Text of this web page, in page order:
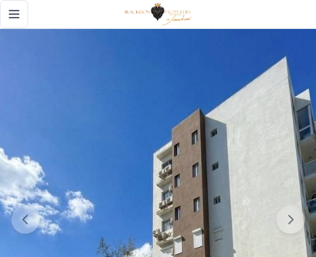
Toggle navigation menu
VENTA DE APTO EN BOCA CHICA - Black Lion Properties